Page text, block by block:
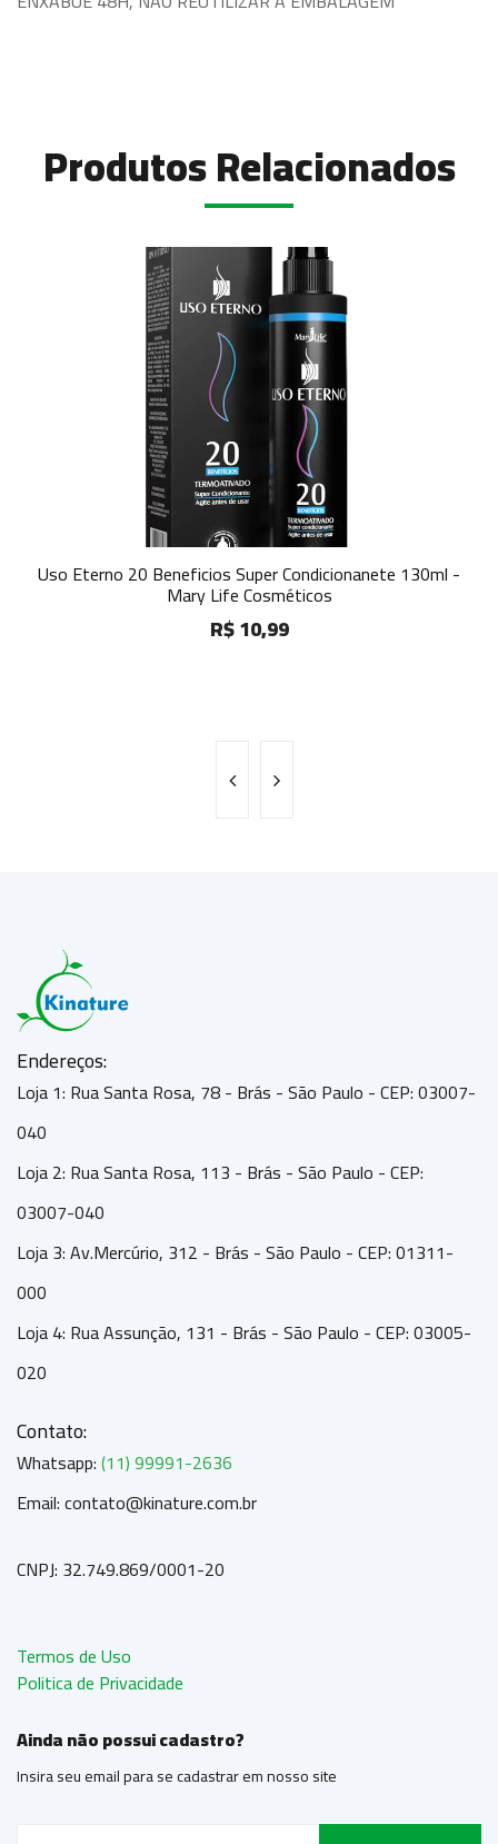
Produtos Relacionados
Uso Eterno 20 Beneficios Super Condicionanete 130ml -
Mary Life Cosméticos
R$ 10,99
Endereços:
Loja 1: Rua Santa Rosa, 78 - Brás - São Paulo - CEP: 03007-
040
Loja 2: Rua Santa Rosa, 113 - Brás - São Paulo - CEP:
03007-040
Loja 3: Av.Mercúrio, 312 - Brás - São Paulo - CEP: 01311-
000
Loja 4: Rua Assunção, 131 - Brás - São Paulo - CEP: 03005-
020
Contato:
Whatsapp:(11) 99991-2636
Email: contato@kinature.com.br
CNPJ: 32.749.869/0001-20
Termos de Uso
Politica de Privacidade
Ainda não possui cadastro?
Insira seu email para se cadastrar em nosso site